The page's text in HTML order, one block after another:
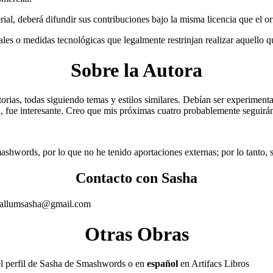
deberá difundir sus contribuciones bajo la misma licencia que el
o medidas tecnológicas que legalmente restrinjan realizar aquello
Sobre la Autora
todas siguiendo temas y estilos similares. Debían ser
interesante. Creo que mis próximas cuatro probablemente
por lo que no he tenido aportaciones externas; por lo tanto,
Contacto con Sasha
Otras Obras
perfil de Sasha de Smashwords o en español en Artifacs Libros